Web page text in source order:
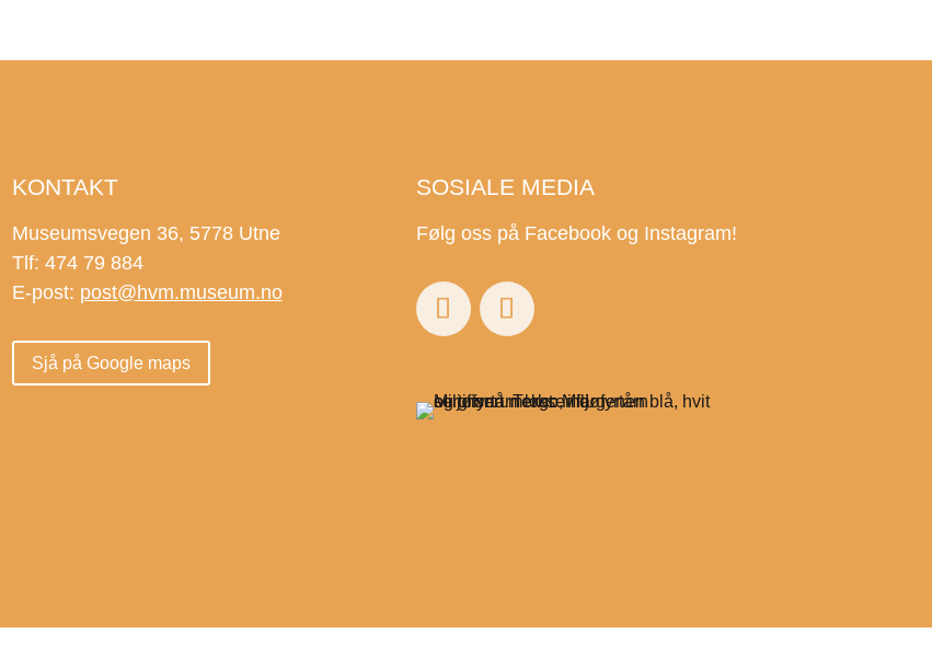
KONTAKT
Museumsvegen 36, 5778 Utne
Tlf: 474 79 884
E-post: post@hvm.museum.no
Sjå på Google maps
SOSIALE MEDIA
Følg oss på Facebook og Instagram!